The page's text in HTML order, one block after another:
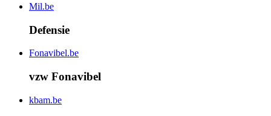
Mil.be
Defensie
Fonavibel.be
vzw Fonavibel
kbam.be